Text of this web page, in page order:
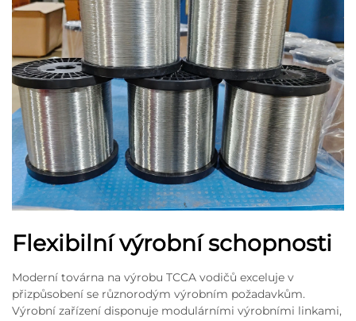
Flexibilní výrobní schopnosti
Moderní továrna na výrobu TCCA vodičů exceluje v
přizpůsobení se různorodým výrobním požadavkům.
Výrobní zařízení disponuje modulárními výrobními linkami,